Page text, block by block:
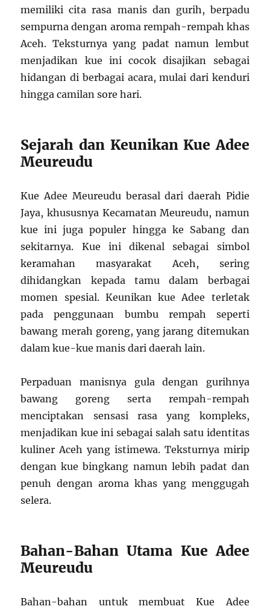
memiliki cita rasa manis dan gurih, berpadu
sempurna dengan aroma rempah-rempah khas
Aceh. Teksturnya yang padat namun lembut
menjadikan kue ini cocok disajikan sebagai
hidangan di berbagai acara, mulai dari kenduri
hingga camilan sore hari.
Sejarah dan Keunikan Kue Adee
Meureudu
Kue Adee Meureudu berasal dari daerah Pidie
Jaya, khususnya Kecamatan Meureudu, namun
kue ini juga populer hingga ke Sabang dan
sekitarnya. Kue ini dikenal sebagai simbol
keramahan masyarakat Aceh, sering
dihidangkan kepada tamu dalam berbagai
momen spesial. Keunikan kue Adee terletak
pada penggunaan bumbu rempah seperti
bawang merah goreng, yang jarang ditemukan
dalam kue-kue manis dari daerah lain.
Perpaduan manisnya gula dengan gurihnya
bawang goreng serta rempah-rempah
menciptakan sensasi rasa yang kompleks,
menjadikan kue ini sebagai salah satu identitas
kuliner Aceh yang istimewa. Teksturnya mirip
dengan kue bingkang namun lebih padat dan
penuh dengan aroma khas yang menggugah
selera.
Bahan-Bahan Utama Kue Adee
Meureudu
Bahan-bahan untuk membuat Kue Adee